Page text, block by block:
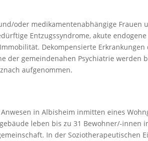
oder medikamentenabhängige Frauen
Entzugssyndrome, akute
Dekompensierte
gemeindenahen Psychiatrie werden
aufgenommen.
in Albisheim inmitten eines
leben bis zu 31 Bewohner/-innen
In der Soziotherapeutischen